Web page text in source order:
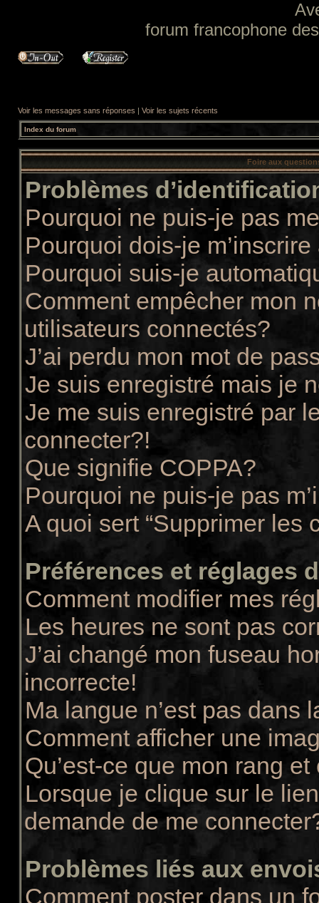
forum francophone
Voir les messages sans réponses | Voir les sujets récents
Index du forum
Foire aux
Problèmes
Pourquoi ne puis-je pas
Pourquoi dois-je
Pourquoi suis-je
Comment empêcher mon
utilisateurs connectés?
J’ai perdu mon mot de
Je suis enregistré mais je
Je me suis enregistré par
connecter?!
Que signifie COPPA?
Pourquoi ne puis-je pas
A quoi sert “Supprimer les
Préférences et réglages
Comment modifier mes
Les heures ne sont pas
J’ai changé mon fuseau
incorrecte!
Ma langue n’est pas dans
Comment afficher une
Qu’est-ce que mon rang
Lorsque je clique sur le
demande de me
Problèmes liés aux
Comment poster dans un